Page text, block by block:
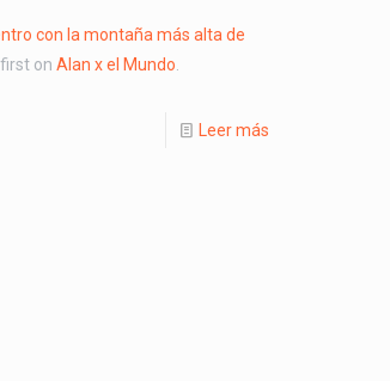
con la montaña más alta de
onAlan x el Mundo
Leer más